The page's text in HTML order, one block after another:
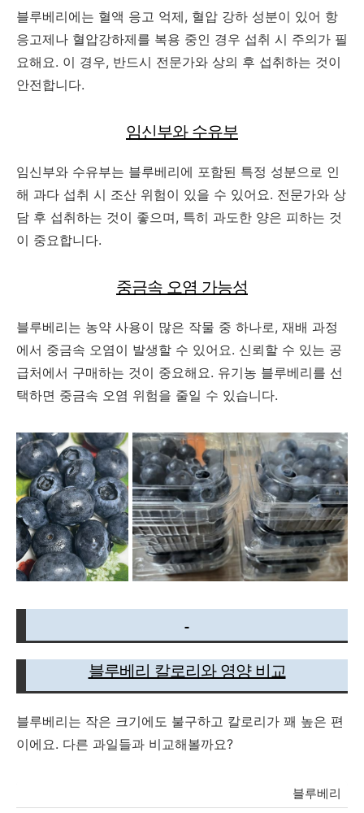
블루베리에는 혈액 응고 억제, 혈압 강하 성분이 있어 항
응고제나 혈압강하제를 복용 중인 경우 섭취 시 주의가 필
요해요. 이 경우, 반드시 전문가와 상의 후 섭취하는 것이
안전합니다.
임신부와 수유부
임신부와 수유부는 블루베리에 포함된 특정 성분으로 인
해 과다 섭취 시 조산 위험이 있을 수 있어요. 전문가와 상
담 후 섭취하는 것이 좋으며, 특히 과도한 양은 피하는 것
이 중요합니다.
중금속 오염 가능성
블루베리는 농약 사용이 많은 작물 중 하나로, 재배 과정
에서 중금속 오염이 발생할 수 있어요. 신뢰할 수 있는 공
급처에서 구매하는 것이 중요해요. 유기농 블루베리를 선
택하면 중금속 오염 위험을 줄일 수 있습니다.
블루베리 칼로리와 영양 비교
블루베리는 작은 크기에도 불구하고 칼로리가 꽤 높은 편
이에요. 다른 과일들과 비교해볼까요?
블루베리